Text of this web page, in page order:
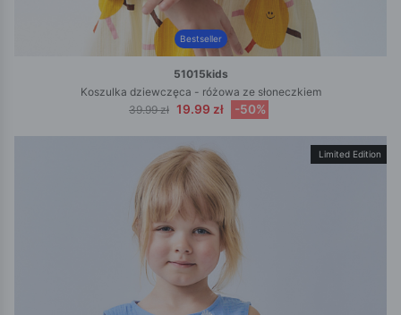
Bestseller
51015kids
Koszulka dziewczęca - różowa ze słoneczkiem
39.99 zł 19.99 zł -50%
Limited Edition